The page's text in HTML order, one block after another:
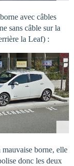
avec câbles
sans câble sur la
la Leaf) :
mauvaise borne, elle
donc les deux